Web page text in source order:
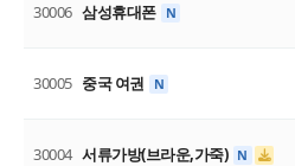
30006 삼성휴대폰 N
30005 중국 여권 N
30004 서류가방(브라운,가죽) N